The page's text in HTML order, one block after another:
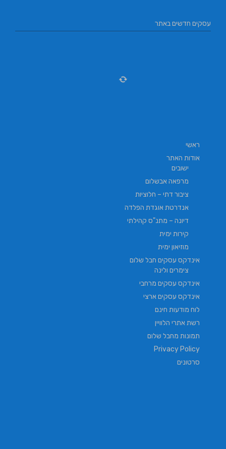
עסקים חדשים באתר
ראשי
אודות האתר
ישובים
מרפאה אבשלום
ציבור דתי – חלוציות
אנדרטת אוגדת הפלדה
דיונה – מתנ"ס קהילתי
קירות ימית
מוזיאון ימית
אינדקס עסקים חבל שלום
צימרים ולינה
אינדקס עסקים מרחבי
אינדקס עסקים ארצי
לוח מודעות חינם
רשת אתרי הלוויין
תמונות מחבל שלום
Privacy Policy
סרטונים